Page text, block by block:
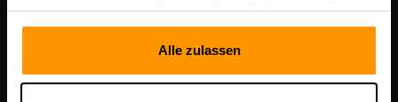
gesammelt haben.
Alle zulassen